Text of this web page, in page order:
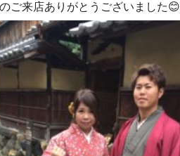
ご来店ありがとうございました😊